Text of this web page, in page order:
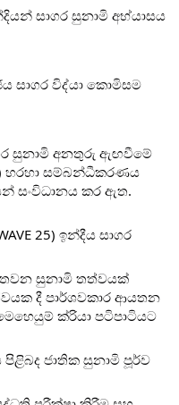
සාගර සුනාමි අභ්යාසය
ය සාගර විද්යා කොමිසම
සුනාමි අනතුරු ඇඟවීමේ
හරහා සම්බන්ධීකරණය
සංවිධානය කර ඇත.
25) ඉන්දීය සාගර
සුනාමි තත්වයක්
දී පාර්ශවකාර ආයතන
ක්රියා පටිපාටියට
ජාතික සුනාමි පූර්ව